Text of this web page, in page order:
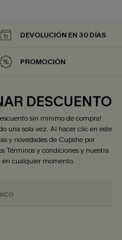
DEVOLUCIÓN EN 30 DÍAS
PROMOCIÓN
DESCUENTO
sin mínimo de compra!
una sola vez. Al hacer clic en este
y novedades de Cupshe por
Términos y condicionesy nuestra
en cualquier momento.